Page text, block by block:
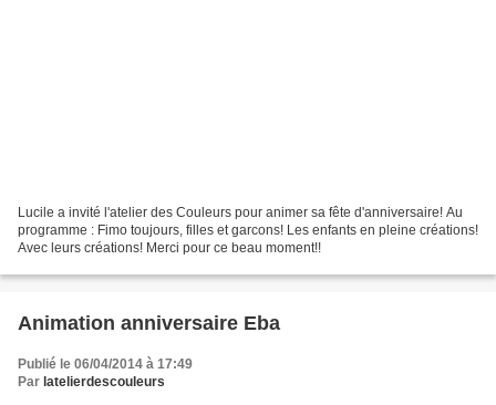
Lucile a invité l'atelier des Couleurs pour animer sa fête d'anniversaire! Au
programme : Fimo toujours, filles et garcons! Les enfants en pleine créations!
Avec leurs créations! Merci pour ce beau moment!!
Animation anniversaire Eba
Publié le 06/04/2014 à 17:49
Par latelierdescouleurs